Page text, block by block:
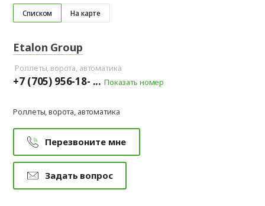
Списком На карте
Etalon Group
Роллеты, ворота, автоматика
+7 (705) 956-18- ... Показать номер
Роллеты, ворота, автоматика
Перезвоните мне
Задать вопрос